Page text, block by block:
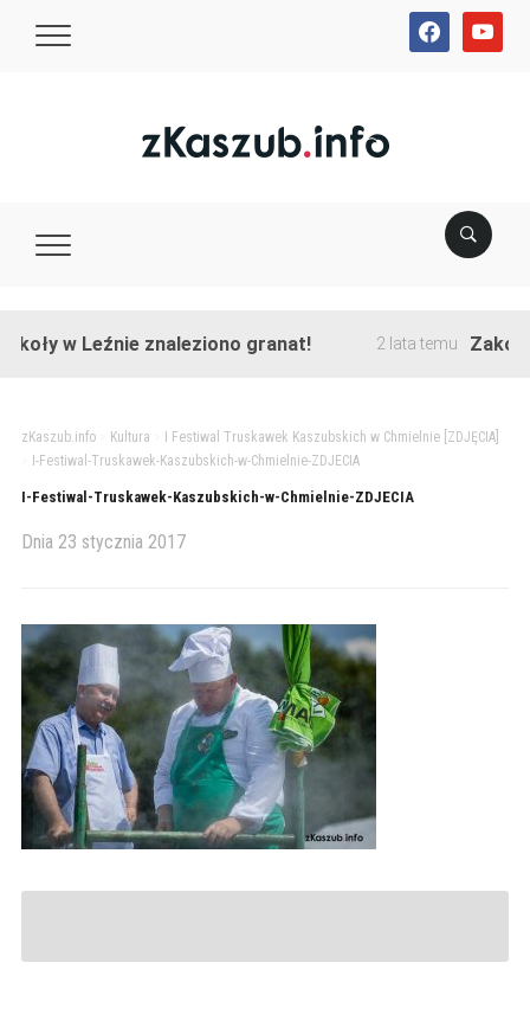
facebookyoutube
w Leźnie znaleziono granat! 2 lata temu
zKaszub.info> Kultura
I Festiwal Truskawek Kaszubskich w Chmielnie [ZDJĘCIA]
I-Festiwal-Truskawek-Kaszubskich-w-Chmielnie-ZDJECIA
I-Festiwal-Truskawek-Kaszubskich-w-Chmielnie-ZDJECIA
Dnia 23 stycznia 2017